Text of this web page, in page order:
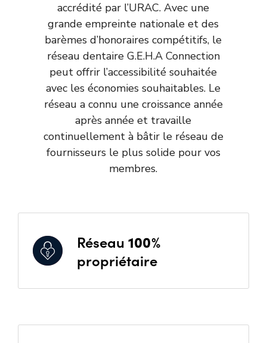
accrédité par l’URAC. Avec une
grande empreinte nationale et des
barèmes d’honoraires compétitifs, le
réseau dentaire G.E.H.A Connection
peut offrir l’accessibilité souhaitée
avec les économies souhaitables. Le
réseau a connu une croissance année
après année et travaille
continuellement à bâtir le réseau de
fournisseurs le plus solide pour vos
membres.
Réseau 100%
propriétaire